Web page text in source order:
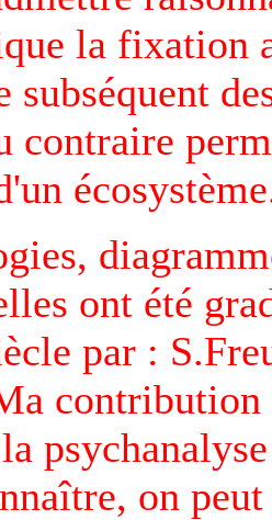
la fixation
subséquent
contraire
ont été
par :
on